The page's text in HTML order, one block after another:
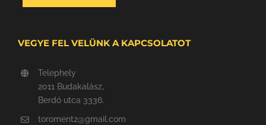
VEGYE FEL VELÜNK A KAPCSOLATOT
Telephely
2011 Budakalász,
Berdó utca 3336.
toroment2@gmail.com